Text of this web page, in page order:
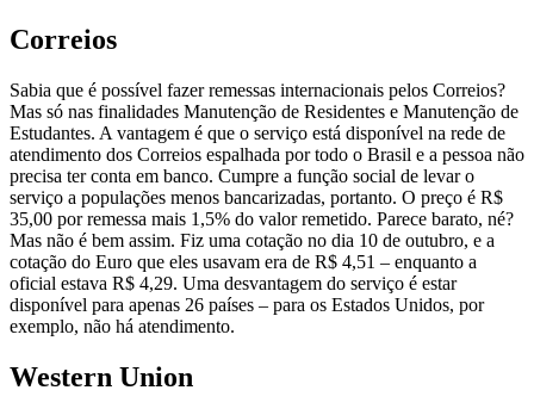
Correios
Sabia que é possível fazer remessas internacionais pelos Correios?
Mas só nas finalidades Manutenção de Residentes e Manutenção de
Estudantes. A vantagem é que o serviço está disponível na rede de
atendimento dos Correios espalhada por todo o Brasil e a pessoa não
precisa ter conta em banco. Cumpre a função social de levar o
serviço a populações menos bancarizadas, portanto. O preço é R$
35,00 por remessa mais 1,5% do valor remetido. Parece barato, né?
Mas não é bem assim. Fiz uma cotação no dia 10 de outubro, e a
cotação do Euro que eles usavam era de R$ 4,51 – enquanto a
oficial estava R$ 4,29. Uma desvantagem do serviço é estar
disponível para apenas 26 países – para os Estados Unidos, por
exemplo, não há atendimento.
Western Union